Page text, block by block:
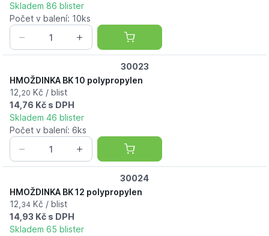
Skladem 86 blister
Počet v balení: 10ks
30023
HMOŽDINKA BK 10 polypropylen
12, 20 Kč / blist
14,76 Kč s DPH
Skladem 46 blister
Počet v balení: 6ks
30024
HMOŽDINKA BK 12 polypropylen
12, 34 Kč / blist
14,93 Kč s DPH
Skladem 65 blister